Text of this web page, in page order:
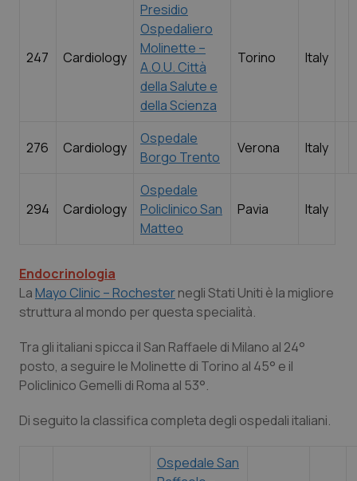
247 Cardiology
Presidio
Ospedaliero
Molinette –
A.O.U. Città
della Salute e
della Scienza
Torino Italy
276 Cardiology
Ospedale
Borgo Trento
Verona Italy
294 Cardiology
Ospedale
Policlinico San
Matteo
Pavia Italy
Endocrinologia
LaMayo Clinic – Rochesternegli Stati Uniti è la migliore
struttura al mondo per questa specialità.
Tra gli italiani spicca il San Raffaele di Milano al 24°
posto, a seguire le Molinette di Torino al 45° e il
Policlinico Gemelli di Roma al 53°.
Di seguito la classifica completa degli ospedali italiani.
Ospedale San